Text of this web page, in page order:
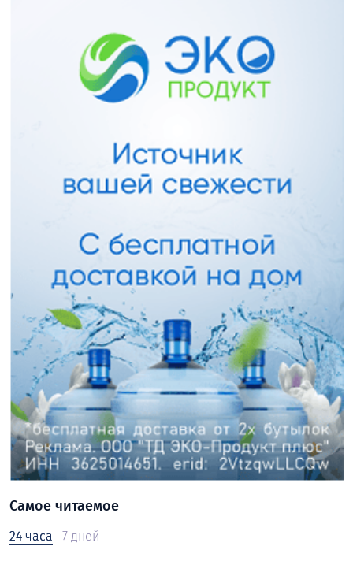
Самое читаемое
24 часа 7 дней